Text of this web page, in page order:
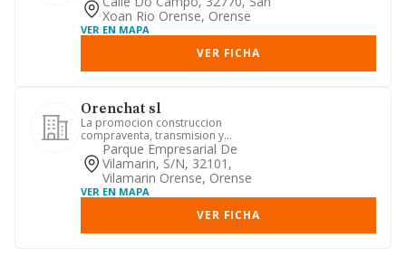
Xoan Rio Orense, Orense
VER EN MAPA
VER FICHA
Orenchat sl
La promocion construccion
compraventa, transmision y
arrendamiento de inmuebles. la
reparacion de v...
Parque Empresarial De
Vilamarin, S/n, 32101,
Vilamarin Orense, Orense
VER EN MAPA
VER FICHA